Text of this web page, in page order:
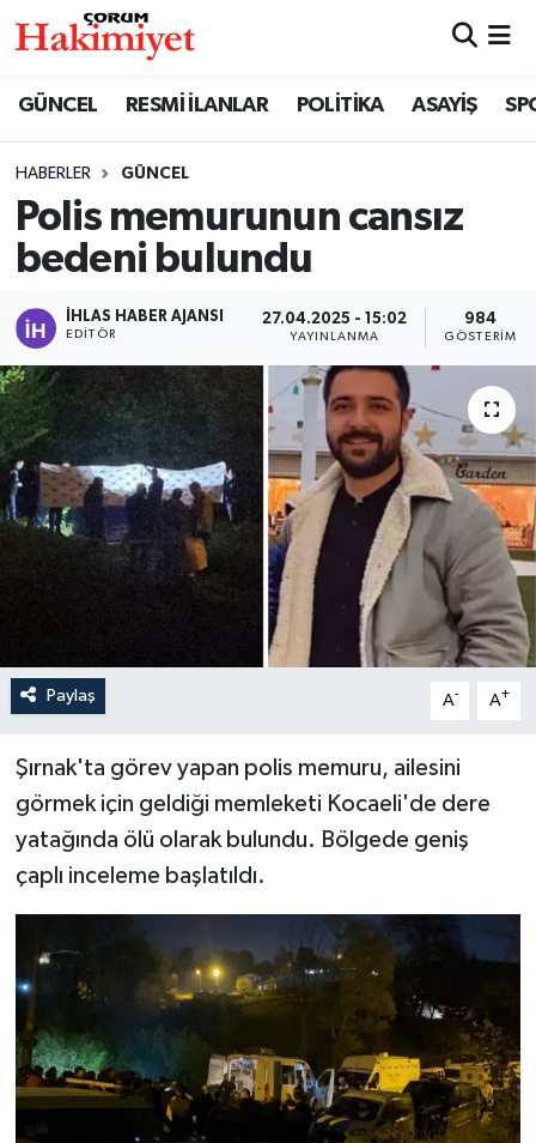
GÜNCEL RESMİ İLANLAR POLİTİKA ASAYİŞ
HABERLER GÜNCEL
Polis memurunun cansız
bedeni bulundu
İHLAS HABER AJANSI
EDITÖR
27.04.2025 - 15:02
YAYINLANMA
984
GÖSTERIM
Paylaş A- A+
Şırnak'ta görev yapan polis memuru, ailesini
görmek için geldiği memleketi Kocaeli'de dere
yatağında ölü olarak bulundu. Bölgede geniş
çaplı inceleme başlatıldı.
SAĞLIK
ASAYİŞ
EKONOMİ
GÜNCEL
AKTÜEL
EĞİTİM
İLÇELER
TEKNOLOJİ
Nöbetçi Eczaneler
Çorum Namaz Vakitleri
Trafik Durumu
Süper Lig Puan Durumu ve Fikstür
Tüm Manşetler
Son Dakika Haberleri
Haber Arşivi